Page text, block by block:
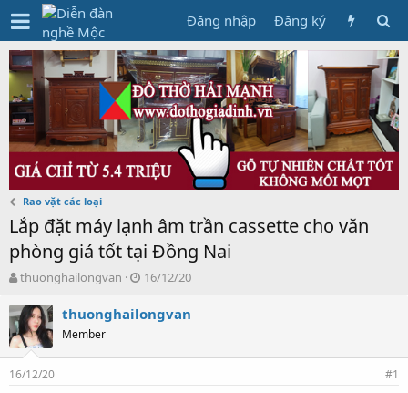
Đăng nhập Đăng ký
Rao vặt các loại
Lắp đặt máy lạnh âm trần cassette cho văn
phòng giá tốt tại Đồng Nai
T
r
e
a
d
s
thuonghailongvan
N
à
ử
16/12/20
thuonghailongvan
Member
16/12/20 #1